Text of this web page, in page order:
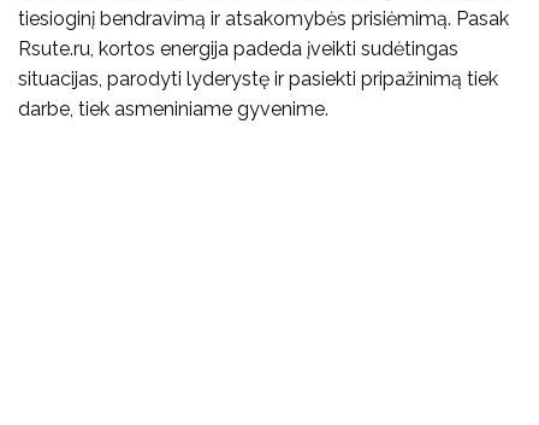
tiesioginį bendravimą ir atsakomybės prisiėmimą. Pasak
Rsute.ru, kortos energija padeda įveikti sudėtingas
situacijas, parodyti lyderystę ir pasiekti pripažinimą tiek
darbe, tiek asmeniniame gyvenime.